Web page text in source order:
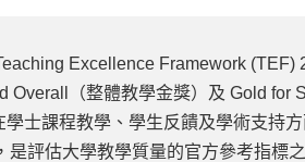
Excellence Framework (TEF)
（整體教學金獎）及 Gold for
士課程教學、學生反饋及學術支持
是評估大學教學質量的官方參考指標